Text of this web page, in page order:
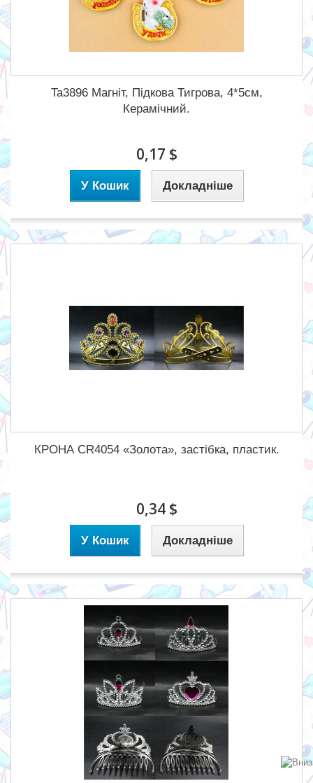
Ta3896 Магніт, Підкова Тигрова, 4*5см,
Керамічний.
0,17 $
У Кошик Докладніше
КРОНА CR4054 «Золота», застібка, пластик.
0,34 $
У Кошик Докладніше